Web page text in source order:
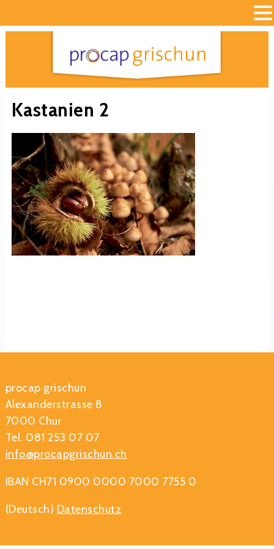
Kastanien 2
procap grischun
Alexanderstrasse 8
7000 Chur
Tel. 081 253 07 07
info@procapgrischun.ch
IBAN CH71 0900 0000 7000 7755 0
(Deutsch) Datenschutz